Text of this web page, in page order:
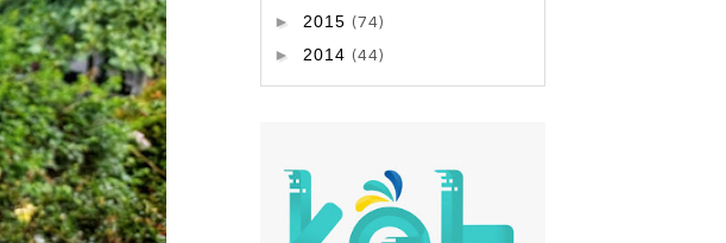
► 2015 (74)
► 2014 (44)